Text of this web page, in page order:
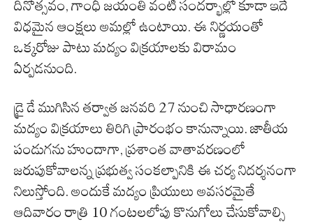
దినోత్సవం, గాంధీ జయంతి వంటి సందర్భాల్లో కూడా ఇదే
విధమైన ఆంక్షలు అమల్లో ఉంటాయి. ఈ నిర్ణయంతో
ఒక్కరోజు పాటు మద్యం విక్రయాలకు విరామం
ఏర్పడనుంది.
డ్రై డే ముగిసిన తర్వాత జనవరి 27 నుంచి సాధారణంగా
మద్యం విక్రయాలు తిరిగి ప్రారంభం కానున్నాయి. జాతీయ
పండుగను హుందాగా, ప్రశాంత వాతావరణంలో
జరుపుకోవాలన్న ప్రభుత్వ సంకల్పానికి ఈ చర్య నిదర్శనంగా
నిలుస్తోంది. అందుకే మద్యం ప్రియులు అవసరమైతే
ఆదివారం రాత్రి 10 గంటలలోపు కొనుగోలు చేసుకోవాల్సి